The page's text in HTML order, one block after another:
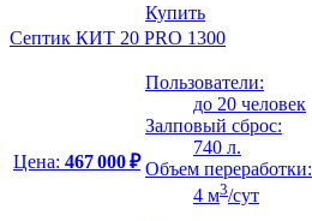
Купить
Септик КИТ 20 PRO 1300
Цена: 467 000 ₽
Пользователи:
до 20 человек
Залповый сброс:
740 л.
Объем переработки:
4 м3/сут